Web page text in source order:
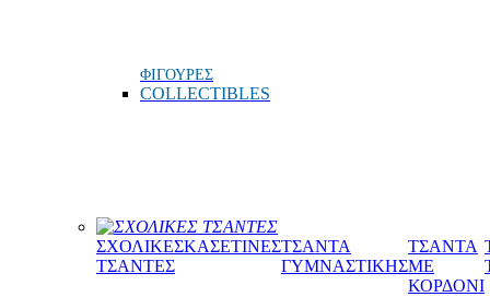
ΦΙΓΟΥΡΕΣ
COLLECTIBLES
ΣΧΟΛΙΚΕΣ ΤΣΑΝΤΕΣ
ΣΧΟΛΙΚΕΣ
ΤΣΑΝΤΕΣ
ΚΑΣΕΤΙΝΕΣΤΣΑΝΤΑ
ΓΥΜΝΑΣΤΙΚΗΣ
ΤΣΑΝΤΑ
ΜΕ
ΚΟΡΔΟΝΙ